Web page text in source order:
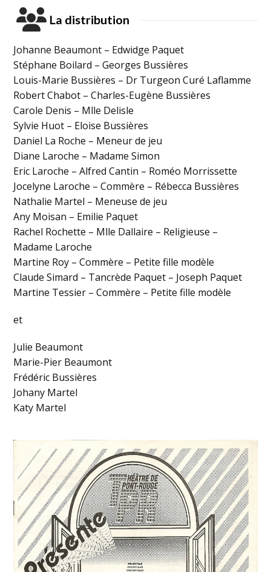
La distribution
Johanne Beaumont – Edwidge Paquet
Stéphane Boilard – Georges Bussières
Louis-Marie Bussières – Dr Turgeon Curé Laflamme
Robert Chabot – Charles-Eugène Bussières
Carole Denis – Mlle Delisle
Sylvie Huot – Eloise Bussières
Daniel La Roche – Meneur de jeu
Diane Laroche – Madame Simon
Eric Laroche – Alfred Cantin – Roméo Morrissette
Jocelyne Laroche – Commère – Rébecca Bussières
Nathalie Martel – Meneuse de jeu
Any Moisan – Emilie Paquet
Rachel Rochette – Mlle Dallaire – Religieuse –
Madame Laroche
Martine Roy – Commère – Petite fille modèle
Claude Simard – Tancrède Paquet – Joseph Paquet
Martine Tessier – Commère – Petite fille modèle
et
Julie Beaumont
Marie-Pier Beaumont
Frédéric Bussières
Johany Martel
Katy Martel